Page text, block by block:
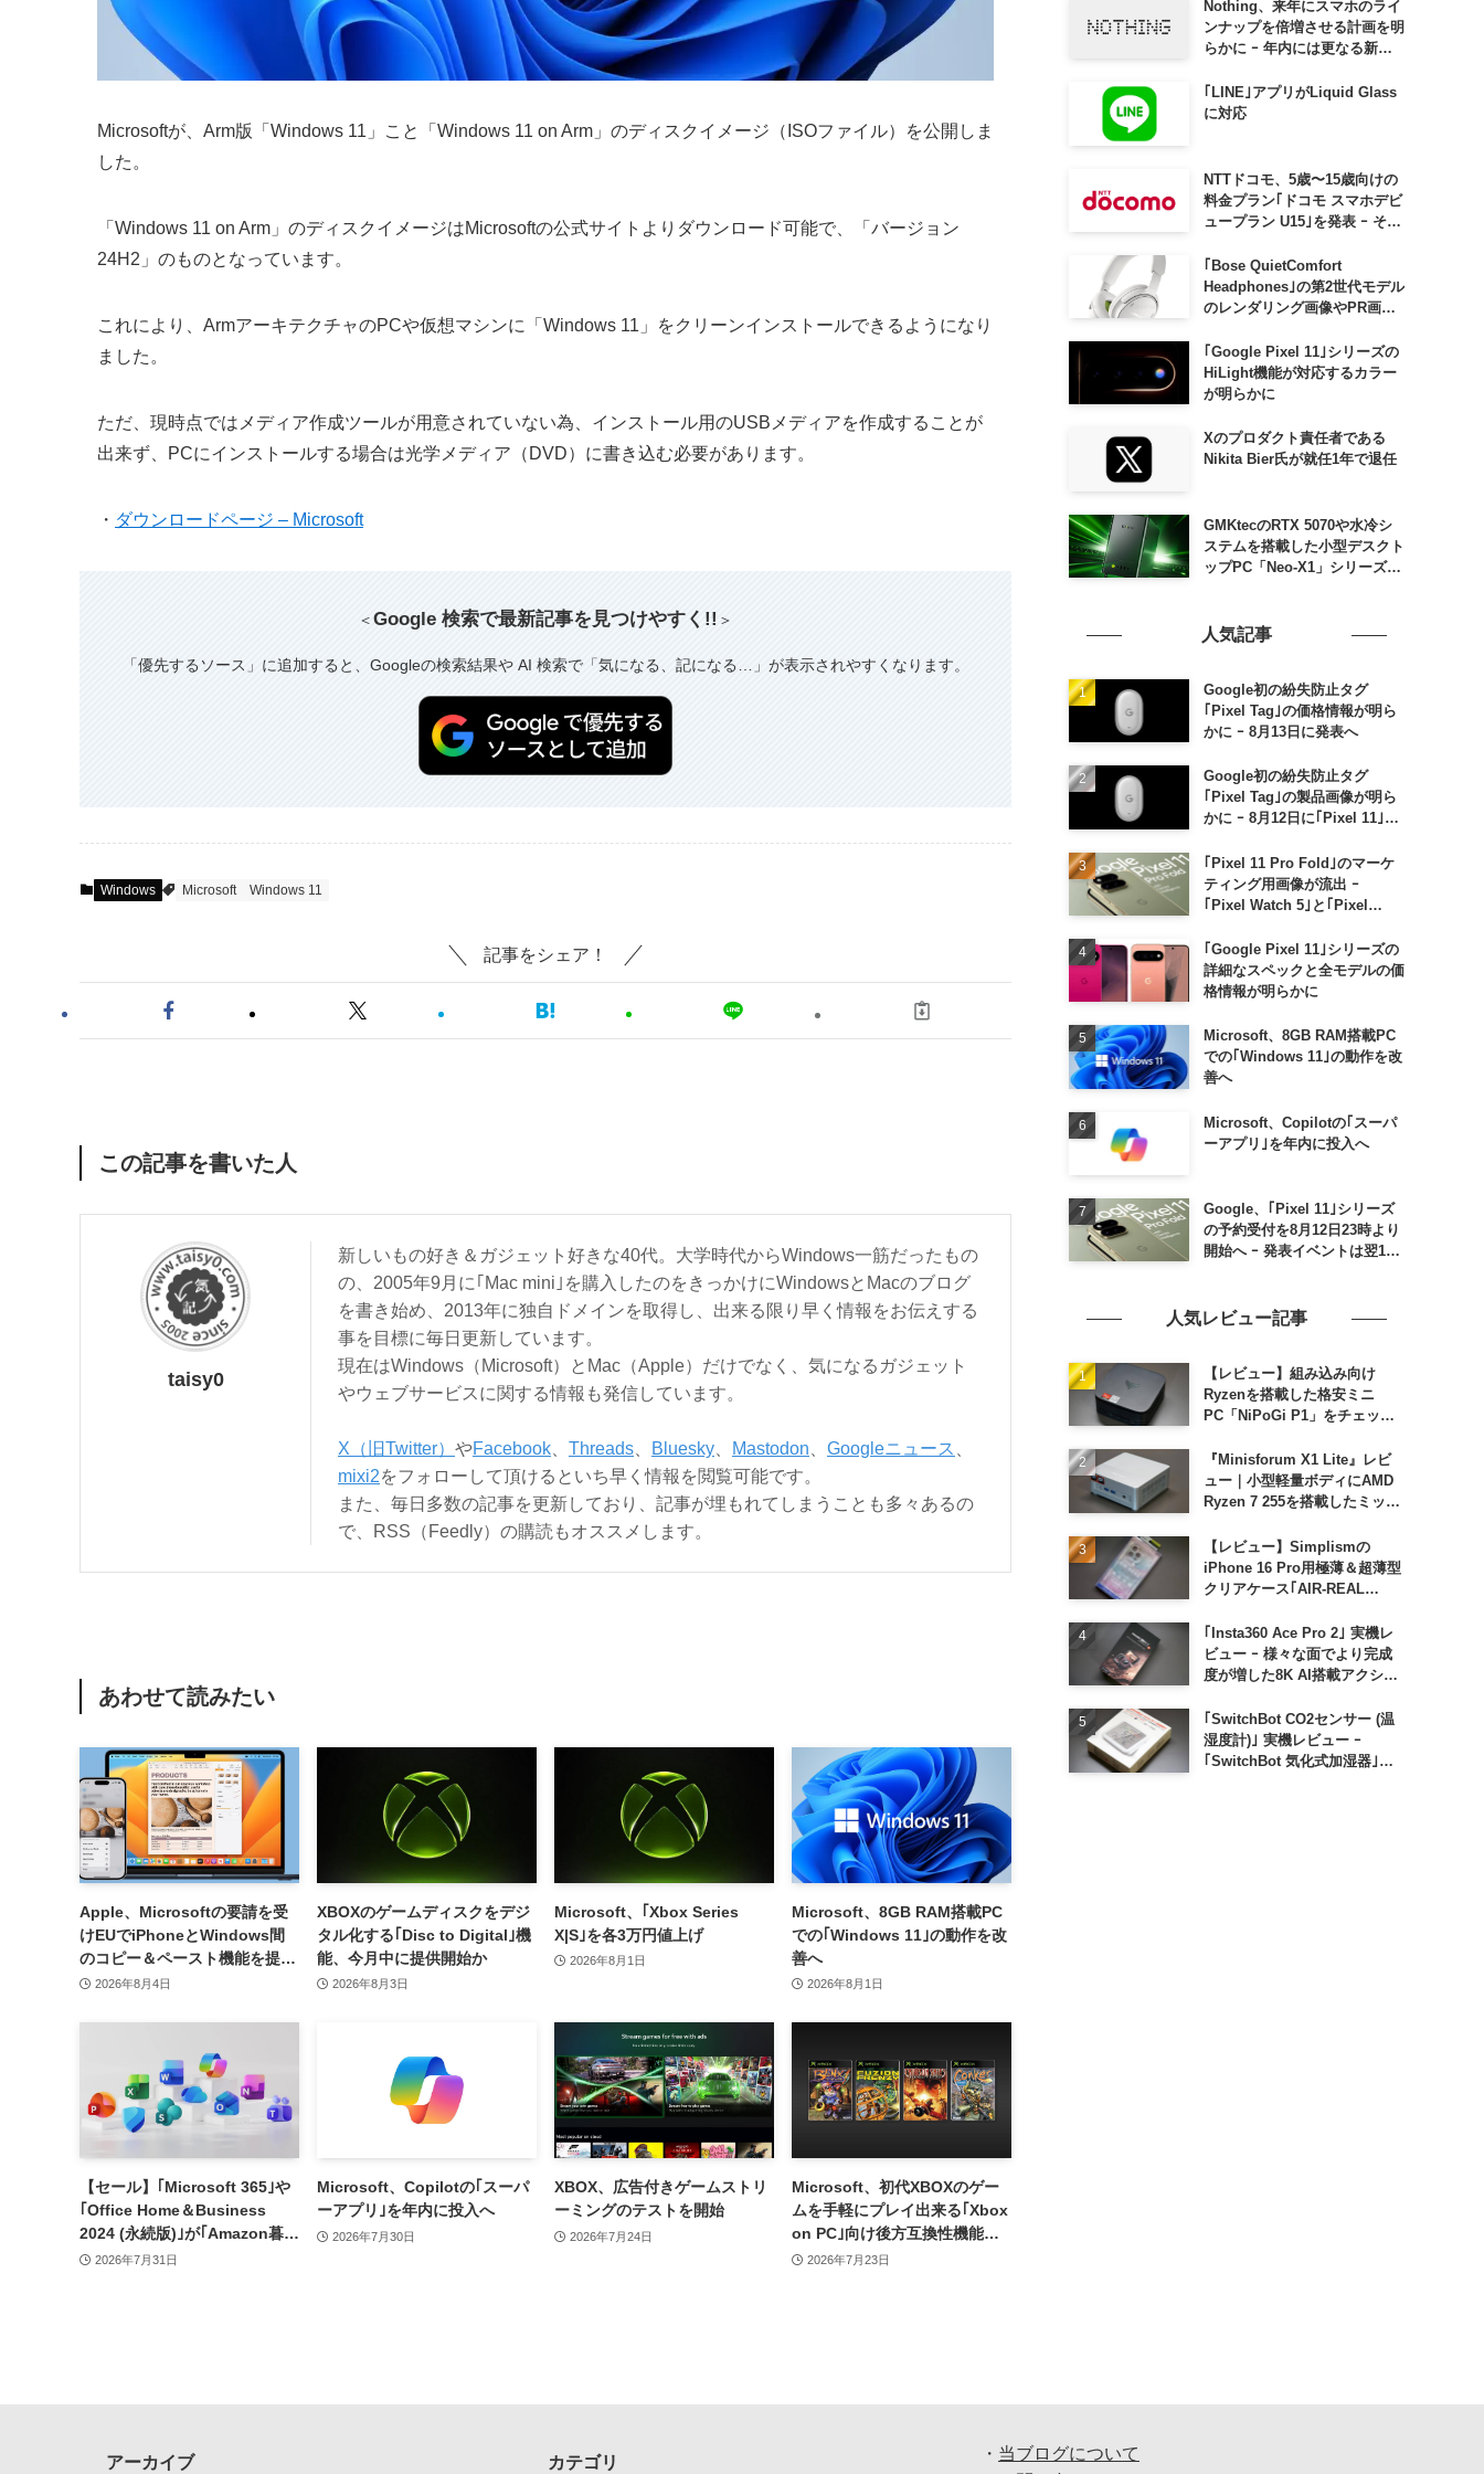
Microsoftが、Arm版「Windows 11」こと「Windows 11 on Arm」のディスクイメージ（ISOファイル）を公開しま
した。
「Windows 11 on Arm」のディスクイメージはMicrosoftの公式サイトよりダウンロード可能で、「バージョン
24H2」のものとなっています。
これにより、ArmアーキテクチャのPCや仮想マシンに「Windows 11」をクリーンインストールできるようになり
ました。
ただ、現時点ではメディア作成ツールが用意されていない為、インストール用のUSBメディアを作成することが
出来ず、PCにインストールする場合は光学メディア（DVD）に書き込む必要があります。
・ ダウンロードページ – Microsoft
＜Google 検索で最新記事を見つけやすく!! ＞
「優先するソース」に追加すると、Googleの検索結果や AI 検索で「気になる、記になる…」が表示されやすくなります。
Windows Microsoft Windows 11
記事をシェア！
この記事を書いた人
taisy0
新しいもの好き＆ガジェット好きな40代。大学時代からWindows一筋だったもの
の、2005年9月に｢Mac mini｣を購入したのをきっかけにWindowsとMacのブログ
を書き始め、2013年に独自ドメインを取得し、出来る限り早く情報をお伝えする
事を目標に毎日更新しています。
現在はWindows（Microsoft）とMac（Apple）だけでなく、気になるガジェット
やウェブサービスに関する情報も発信しています。
X（旧Twitter） やFacebook Threads Bluesky Mastodon Googleニュース
mixi2をフォローして頂けるといち早く情報を閲覧可能です。
また、毎日多数の記事を更新しており、記事が埋もれてしまうことも多々あるの
で、RSS（Feedly）の購読もオススメします。
あわせて読みたい
Apple、Microsoftの要請を受
けEUでiPhoneとWindows間
のコピー＆ペースト機能を提供
へ 2026年8月4日
XBOXのゲームディスクをデジ
タル化する｢Disc to Digital｣機
能、今月中に提供開始か
2026年8月3日
Microsoft、｢Xbox Series
X|S｣を各3万円値上げ
2026年8月1日
Microsoft、8GB RAM搭載PC
での｢Windows 11｣の動作を改
善へ
2026年8月1日
【セール】｢Microsoft 365｣や
｢Office Home＆Business
2024 (永続版)｣が｢Amazon暮ら
し応援サマーセール｣で最大
2026年7月31日
Microsoft、Copilotの｢スーパ
ーアプリ｣を年内に投入へ
2026年7月30日
XBOX、広告付きゲームストリ
ーミングのテストを開始
2026年7月24日
Microsoft、初代XBOXのゲー
ムを手軽にプレイ出来る｢Xbox
on PC｣向け後方互換性機能を
発表2026年7月23日
Nothing、来年にスマホのライ
ンナップを倍増させる計画を明
らかに ｰ 年内には更なる新製
｢LINE｣アプリがLiquid Glass
に対応
NTTドコモ、5歳〜15歳向けの
料金プラン｢ドコモ スマホデビ
ュープラン U15｣を発表 ｰ その
子割｣も
｢Bose QuietComfort
Headphones｣の第2世代モデル
のレンダリング画像やPR画像
｢Google Pixel 11｣シリーズの
HiLight機能が対応するカラー
が明らかに
Xのプロダクト責任者である
Nikita Bier氏が就任1年で退任
GMKtecのRTX 5070や水冷シ
ステムを搭載した小型デスクト
ップPC「Neo-X1」シリーズ、
人気記事
Google初の紛失防止タグ
｢Pixel Tag｣の価格情報が明ら
かに ｰ 8月13日に発表へ
Google初の紛失防止タグ
｢Pixel Tag｣の製品画像が明ら
かに ｰ 8月12日に｢Pixel 11｣な
｢Pixel 11 Pro Fold｣のマーケ
ティング用画像が流出 ｰ
｢Pixel Watch 5｣と｢Pixel
も｢Google Pixel 11｣シリーズの
詳細なスペックと全モデルの価
格情報が明らかに
Microsoft、8GB RAM搭載PC
での｢Windows 11｣の動作を改
善へ
Microsoft、Copilotの｢スーパ
ーアプリ｣を年内に投入へ
Google、｢Pixel 11｣シリーズ
の予約受付を8月12日23時より
開始へ ｰ 発表イベントは翌13
人気レビュー記事
【レビュー】組み込み向け
Ryzenを搭載した格安ミニ
PC「NiPoGi P1」をチェック
高性能
『Minisforum X1 Lite』レビ
ュー｜小型軽量ボディにAMD
Ryzen 7 255を搭載したミッド
【レビュー】Simplismの
iPhone 16 Pro用極薄＆超薄型
クリアケース｢AIR-REAL
｢Insta360 Ace Pro 2｣ 実機レ
ビュー ｰ 様々な面でより完成
度が増した8K AI搭載アクショ
｢SwitchBot CO2センサー (温
湿度計)｣ 実機レビュー ｰ
｢SwitchBot 気化式加湿器｣と
アーカイブ カテゴリ ・ 当ブログについて